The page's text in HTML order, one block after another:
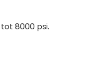
8000 psi.